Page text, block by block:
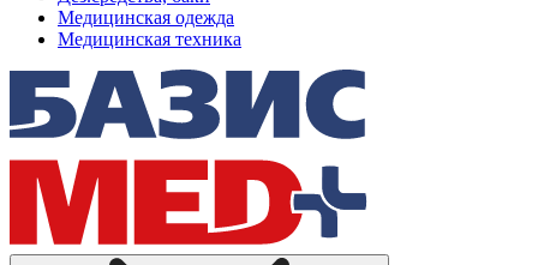
Медицинская одежда
Медицинская техника